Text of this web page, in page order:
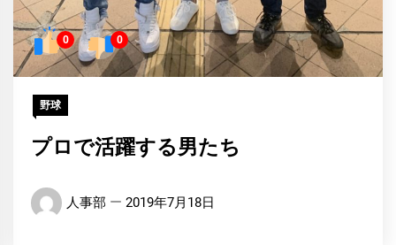
0 0
野球
プロで活躍する男たち
人事部 2019年7月18日